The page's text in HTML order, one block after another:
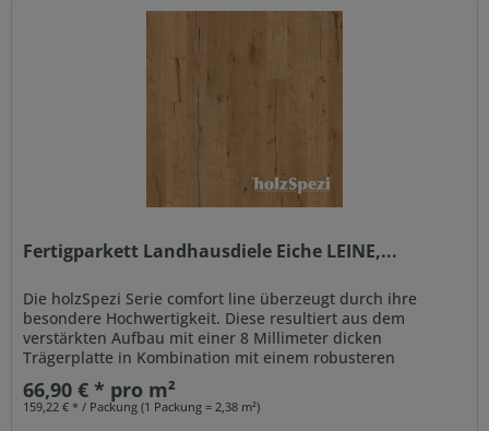
Fertigparkett Landhausdiele Eiche LEINE,...
Die holzSpezi Serie comfort line überzeugt durch ihre
besondere Hochwertigkeit. Diese resultiert aus dem
verstärkten Aufbau mit einer 8 Millimeter dicken
Trägerplatte in Kombination mit einem robusteren
Gegenzug. Auch der...
66,90 € * pro m²
159,22 € * / Packung (1 Packung = 2,38 m²)